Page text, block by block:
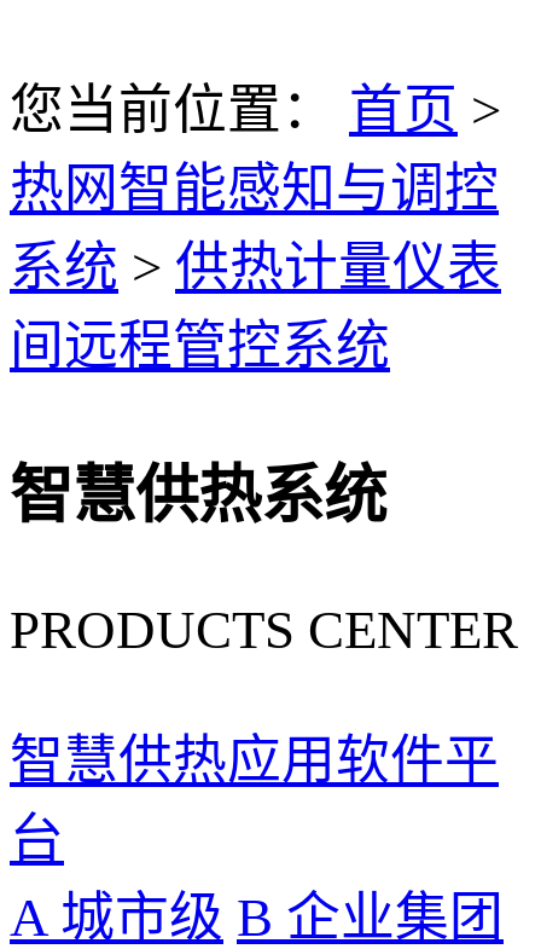
您当前位置： 首页 >
热网智能感知与调控
系统 > 供热计量仪表
间远程管控系统
智慧供热系统
PRODUCTS CENTER
智慧供热应用软件平
台
A 城市级 B 企业集团